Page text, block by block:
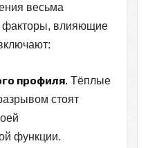
весьма
факторы, влияющие
профиля. Тёплые
стоят
функции.